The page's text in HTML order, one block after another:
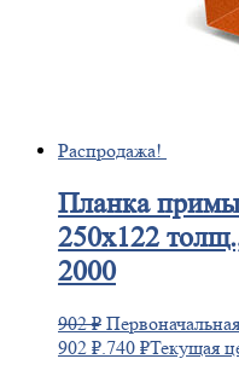
Распродажа!
Планка
250х122
2000
902₽
902 ₽.740 ₽Текущая